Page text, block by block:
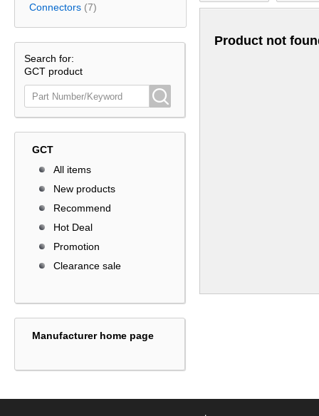
Connectors (7)
Search for:
GCT product
GCT
All items
New products
Recommend
Hot Deal
Promotion
Clearance sale
Manufacturer home page
Product not